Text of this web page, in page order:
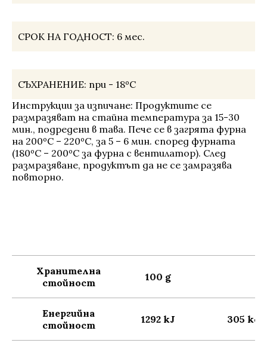
СРОК НА ГОДНОСТ: 6 мес.
СЪХРАНЕНИЕ: при - 18ºС
Инструкции за изпичане: Продуктите се
размразяват на стайна температура за 15-30
мин., подредени в тава. Пече се в загрята фурна
на 200ºС – 220ºС, за 5 – 6 мин. според фурната
(180ºС – 200ºС за фурна с вентилатор). След
размразяване, продуктът да не се замразява
повторно.
Хранителна
стойност
100 g
Енергийна
стойност
1292 kJ 305